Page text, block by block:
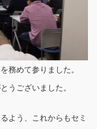
務めて参りました。
うございました。
よう、これからもセミ